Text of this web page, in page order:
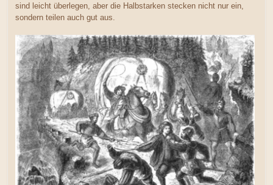
sind leicht überlegen, aber die Halbstarken stecken nicht nur ein,
sondern teilen auch gut aus.